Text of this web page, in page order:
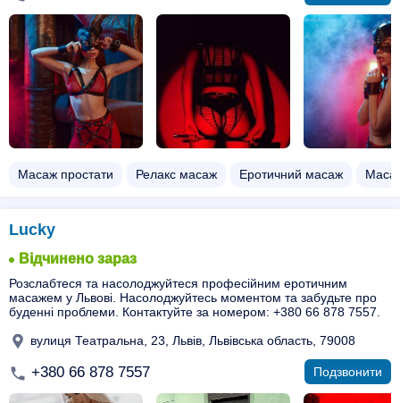
Масаж простати Релакс масаж Еротичний масаж
Lucky
Відчинено зараз
Розслабтеся та насолоджуйтеся професійним еротичним
масажем у Львові. Насолоджуйтесь моментом та забудьте про
буденні проблеми. Контактуйте за номером: +380 66 878 7557.
вулиця Театральна, 23, Львів, Львівська область, 79008
+380 66 878 7557 Подзвонити